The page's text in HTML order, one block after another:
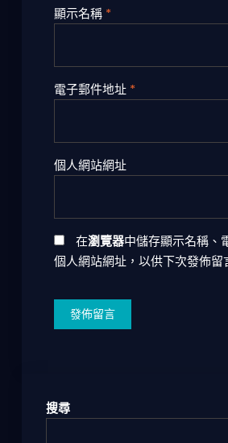
顯示名稱 *
電子郵件地址 *
個人網站網址
在瀏覽器中儲存顯示名稱、
個人網站網址，以供下次發佈留
搜尋